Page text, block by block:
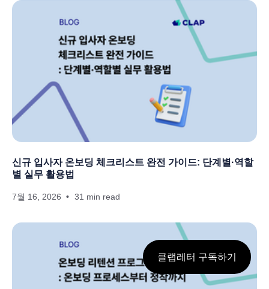
신규 입사자 온보딩 체크리스트 완전 가이드: 단계별·역할
별 실무 활용법
7월 16, 2026 31 min read
클랩레터 구독하기